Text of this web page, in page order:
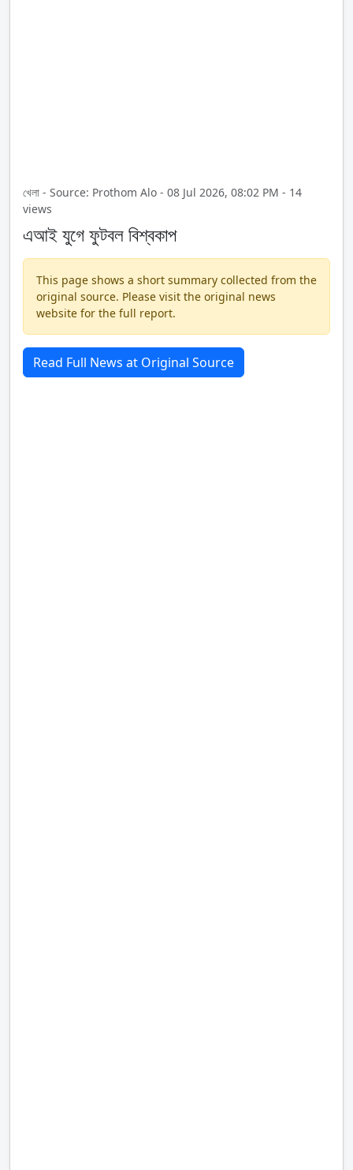
খেলা - Source: Prothom Alo - 08 Jul 2026, 08:02 PM - 14
views
এআই যুগে ফুটবল বিশ্বকাপ
This page shows a short summary collected from the
original source. Please visit the original news
website for the full report.
Read Full News at Original Source